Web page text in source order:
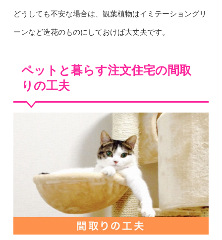
どうしても不安な場合は、観葉植物はイミテーショングリ
ーンなど造花のものにしておけば大丈夫です。
ペットと暮らす注文住宅の間取
りの工夫